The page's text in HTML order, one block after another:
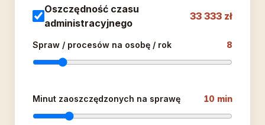
Oszczędność czasu
administracyjnego
33 333 zł
Spraw / procesów na osobę / rok 8
Minut zaoszczędzonych na sprawę 10 min